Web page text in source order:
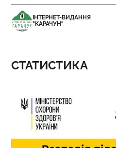
ІНТЕРНЕТ-ВИДАННЯ
"КАРАЧУН"
СТАТИСТИКА